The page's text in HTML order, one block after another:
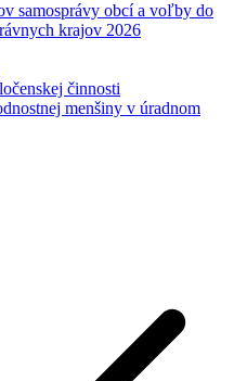
samosprávy obcí a voľby do
krajov 2026
činnosti
menšiny v úradnom